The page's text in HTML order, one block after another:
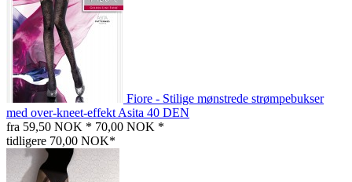
Fiore - Stilige mønstrede strømpebukser
med over-kneet-effekt Asita 40 DEN
fra 59,50 NOK * 70,00 NOK *
tidligere 70,00 NOK*